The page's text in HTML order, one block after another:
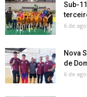
Sub-
6 de
Nova
de
6 de